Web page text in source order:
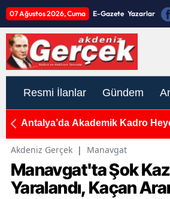
07 Ağustos 2026, Cuma E-Gazete Yazarlar
Resmi İlanlar Gündem
Antalya’da Akademik Kadro
Akdeniz Gerçek | Manavgat
Manavgat'ta Şok
Yaralandı, Kaçan